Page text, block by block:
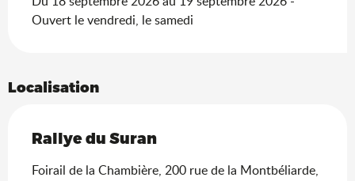
Ouvert le vendredi, le samedi
Localisation
Rallye du Suran
Foirail de la Chambière, 200 rue de la Montbéliarde,